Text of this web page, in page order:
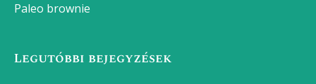
Paleo brownie
Legutóbbi bejegyzések